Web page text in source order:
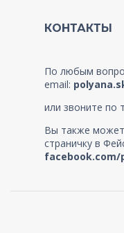
КОНТАКТЫ
По любым
email:
или звоните по
Вы также
страничку в
facebook.com/